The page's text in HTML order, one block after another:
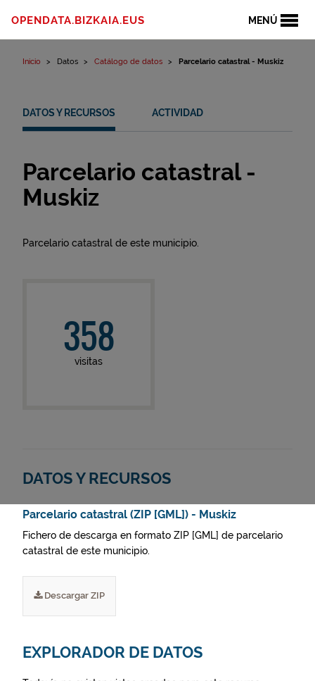
MENÚ
OPENDATA.BIZKAIA.EUS
Inicio Datos Catálogo de datos Parcelario catastral - Muskiz
DATOS Y RECURSOS ACTIVIDAD
Parcelario catastral -
Muskiz
Parcelario catastral de este municipio.
358
visitas
DATOS Y RECURSOS
Parcelario catastral (ZIP [GML]) - Muskiz
Fichero de descarga en formato ZIP [GML] de parcelario
catastral de este municipio.
Descargar ZIP
EXPLORADOR DE DATOS